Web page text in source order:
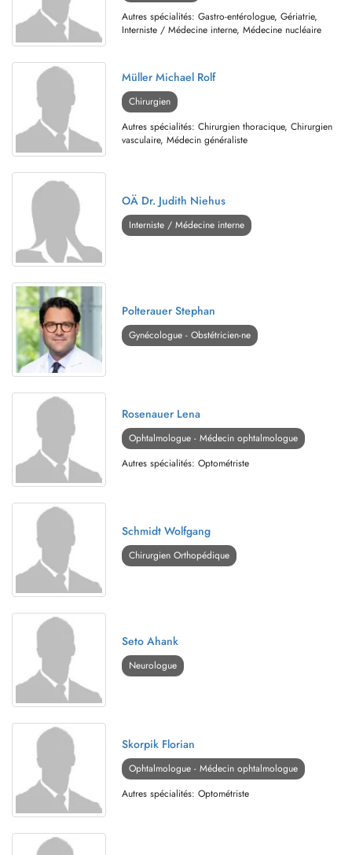
Autres spécialités: Gastro-entérologue, Gériatrie,
Interniste / Médecine interne, Médecine nucléaire
Müller Michael Rolf
Chirurgien
Autres spécialités: Chirurgien thoracique, Chirurgien
vasculaire, Médecin généraliste
OÄ Dr. Judith Niehus
Interniste / Médecine interne
Polterauer Stephan
Gynécologue - Obstétricien-ne
Rosenauer Lena
Ophtalmologue - Médecin ophtalmologue
Autres spécialités: Optométriste
Schmidt Wolfgang
Chirurgien Orthopédique
Seto Ahank
Neurologue
Skorpik Florian
Ophtalmologue - Médecin ophtalmologue
Autres spécialités: Optométriste